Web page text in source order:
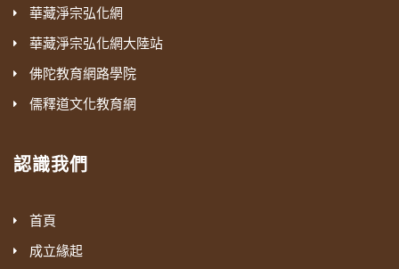
華藏淨宗弘化網
華藏淨宗弘化網大陸站
佛陀教育網路學院
儒釋道文化教育網
認識我們
首頁
成立緣起